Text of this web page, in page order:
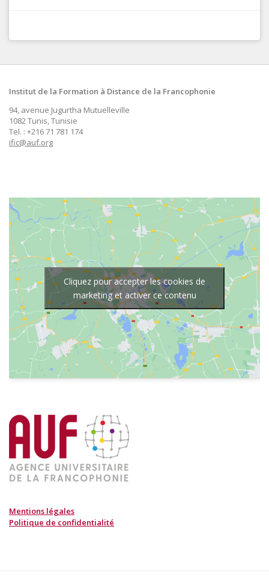
Institut de la Formation à Distance de la Francophonie
94, avenue Jugurtha Mutuelleville
1082 Tunis, Tunisie
Tel. : +216 71 781 174
ific@auf.org
Cliquez pour accepter les cookies de
marketing et activer ce contenu
Mentions légales
Politique de confidentialité